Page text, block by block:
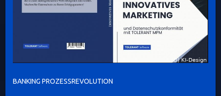
BANKING PROZESSREVOLUTION